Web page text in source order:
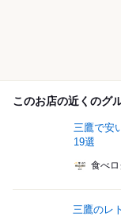
このお店の近くのグ
三鷹で安
19選
食べ
三鷹のレ